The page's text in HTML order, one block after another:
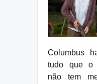
Columbus
tudo que o
não tem